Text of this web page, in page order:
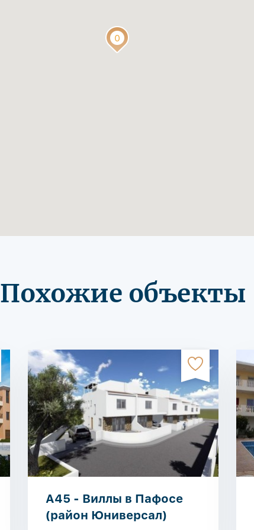
Похожие объекты
A45 - Виллы в Пафосе
(район Юниверсал)